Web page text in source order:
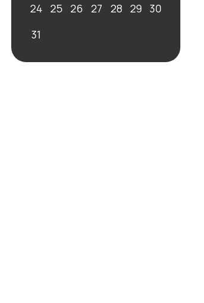
24 25 26 27 28 29 30
31